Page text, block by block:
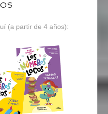
(a partir de 4 años):